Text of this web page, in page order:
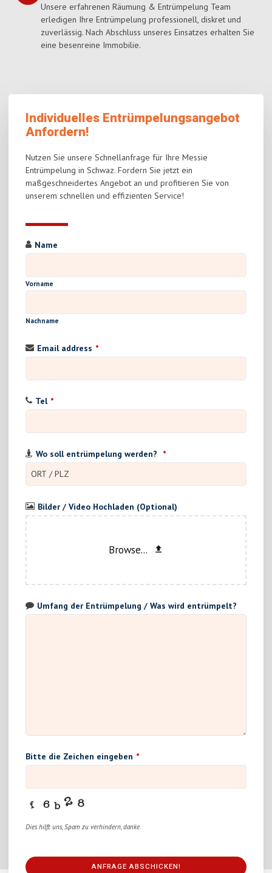
Unsere erfahrenen Räumung & Entrümpelung Team
erledigen Ihre Entrümpelung professionell, diskret und
zuverlässig. Nach Abschluss unseres Einsatzes erhalten Sie
eine besenreine Immobilie.
Individuelles Entrümpelungsangebot
Anfordern!
Nutzen Sie unsere Schnellanfrage für Ihre Messie
Entrümpelung in Schwaz. Fordern Sie jetzt ein
maßgeschneidertes Angebot an und profitieren Sie von
unserem schnellen und effizienten Service!
Name
Vorname
Nachname
Email address *
Tel *
Wo soll entrümpelung werden? *
Bilder / Video Hochladen (Optional)
Browse...
Umfang der Entrümpelung / Was wird entrümpelt?
Bitte die Zeichen eingeben *
Dies hilft uns, Spam zu verhindern, danke.
ANFRAGE ABSCHICKEN!